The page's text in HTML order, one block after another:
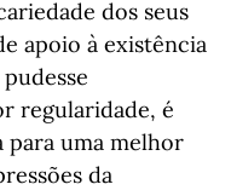
dos seus
apoio à existência
regularidade, é
uma melhor
da